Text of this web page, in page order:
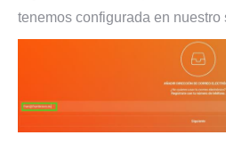
tenemos configurada en nuestro